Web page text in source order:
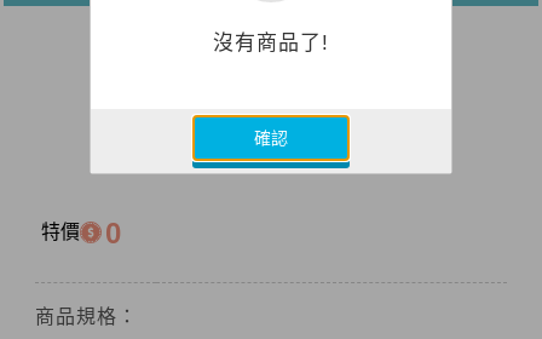
特價 0
商品規格：
沒有商品了!
確認